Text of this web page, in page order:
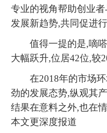
专业的视角帮助创业
发展新趋势,共同促进行
值得一提的是,嘀嗒
大幅跃升,位居42位,较
在2018年的市场环
劲的发展态势,纵观其
结果在意料之外,也在
本文更深度报道